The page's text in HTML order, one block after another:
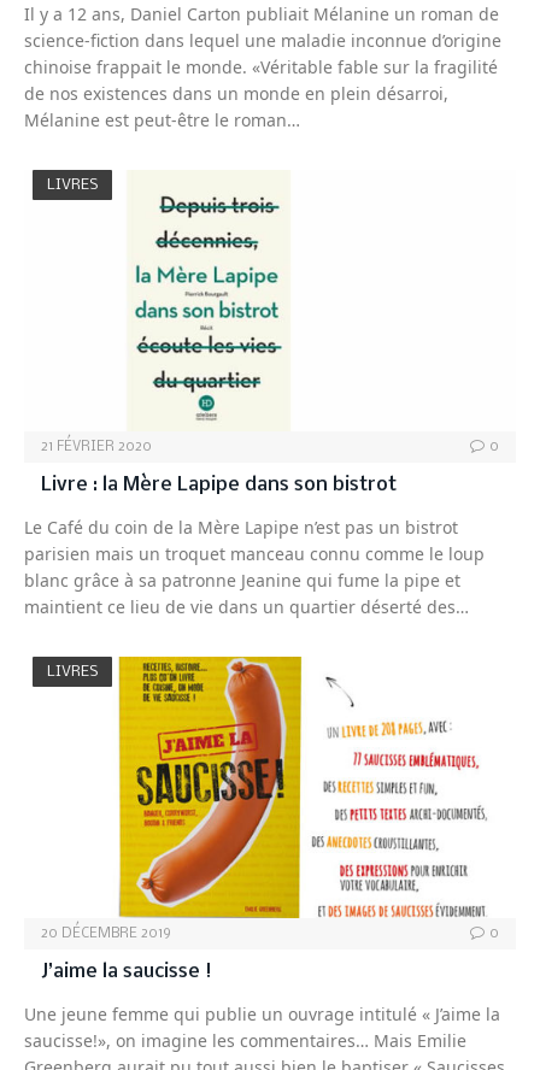
Il y a 12 ans, Daniel Carton publiait Mélanine un roman de
science-fiction dans lequel une maladie inconnue d’origine
chinoise frappait le monde. «Véritable fable sur la fragilité
de nos existences dans un monde en plein désarroi,
Mélanine est peut-être le roman…
LIVRES
21 FÉVRIER 2020 0
Livre : la Mère Lapipe dans son bistrot
Le Café du coin de la Mère Lapipe n’est pas un bistrot
parisien mais un troquet manceau connu comme le loup
blanc grâce à sa patronne Jeanine qui fume la pipe et
maintient ce lieu de vie dans un quartier déserté des…
LIVRES
20 DÉCEMBRE 2019 0
J’aime la saucisse !
Une jeune femme qui publie un ouvrage intitulé « J’aime la
saucisse!», on imagine les commentaires… Mais Emilie